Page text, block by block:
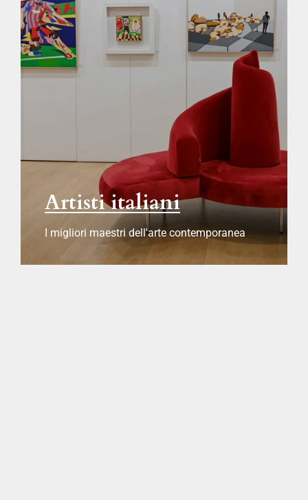
Artisti italiani
I migliori maestri dell'arte contemporanea